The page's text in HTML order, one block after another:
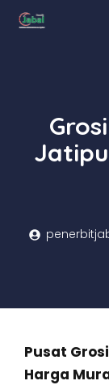
Skip
Pusat
Harga